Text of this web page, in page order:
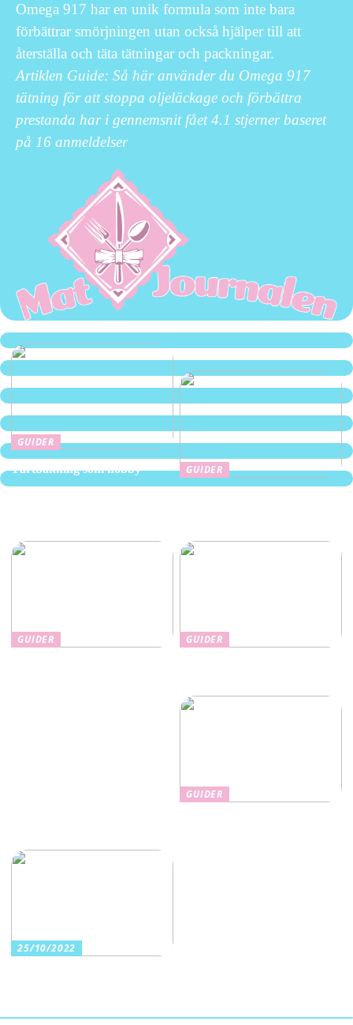
Omega 917 har en unik formula som inte bara
förbättrar smörjningen utan också hjälper till att
återställa och täta tätningar och packningar.
Artiklen Guide: Så här använder du Omega 917
tätning för att stoppa oljeläckage och förbättra
prestanda har i gennemsnit fået4.1 stjerner baseret
på 16 anmeldelser
GUIDER
Tårtbakning som hobby GUIDER
GUIDER GUIDER
GUIDER
25/10/2022